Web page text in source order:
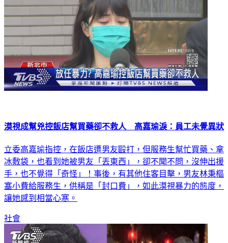
漠視成幫兇控飯店幫買藥卻不救人 高嘉瑜淚：員工未覺異狀
立委高嘉瑜指控，在飯店遭男友毆打，但服務生幫忙買藥、拿
冰敷袋，也看到她被男友「丟東西」，卻不聞不問，沒伸出援
手，也不覺得「奇怪」！事後，有其他住客目擊，男友林秉樞
塞小費給服務生，供稱是「封口費」，如此漠視暴力的態度，
讓她感到相當心寒。
社會